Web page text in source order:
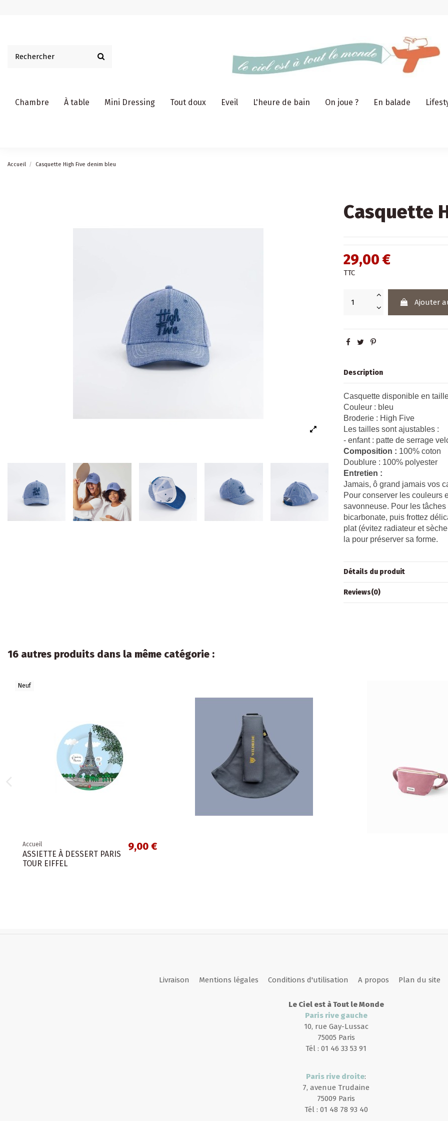
Chambre À table Mini Dressing Tout doux Eveil L'heure de bain On joue ? En balade
Accueil Casquette High Five denim bleu
Casquette
29,00 €
TTC
Ajouter
Description
Casquette disponible en
Couleur : bleu
Broderie : High Five
Les tailles sont ajustables :
- enfant : patte de serrage
Composition : 100% coton
Doublure : 100% polyester
Entretien :
Jamais, ô grand jamais vos
Pour conserver les couleurs
savonneuse. Pour les
bicarbonate, puis frottez
plat (évitez radiateur et
la pour préserver sa forme.
Détails du produit
Reviews(0)
16 autres produits dans la même catégorie :
Livraison Mentions légales Conditions d'utilisation A propos Plan du site
Le Ciel est à Tout le Monde
Paris rive gauche
10, rue Gay-Lussac
75005 Paris
Tél : 01 46 33 53 91
Paris rive droite:
7, avenue Trudaine
75009 Paris
Tél : 01 48 78 93 40